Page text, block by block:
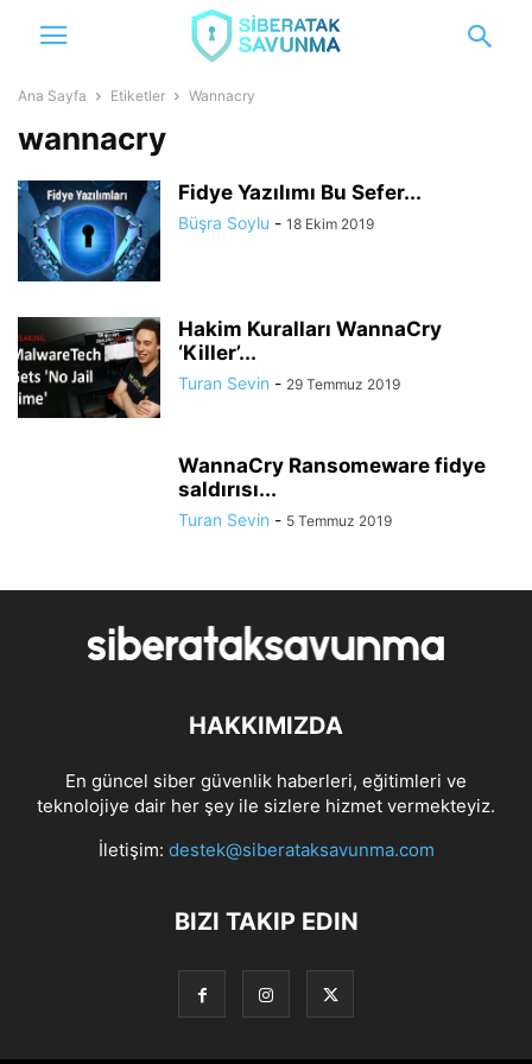
Ana Sayfa Etiketler Wannacry
wannacry
Fidye Yazılımı Bu Sefer...
Büşra Soylu - 18 Ekim 2019
Hakim Kuralları WannaCry
‘Killer’...
Turan Sevin - 29 Temmuz 2019
WannaCry Ransomeware fidye
saldırısı...
Turan Sevin - 5 Temmuz 2019
HAKKIMIZDA
En güncel siber güvenlik haberleri, eğitimleri ve
teknolojiye dair her şey ile sizlere hizmet vermekteyiz.
İletişim: destek@siberataksavunma.com
BIZI TAKIP EDIN